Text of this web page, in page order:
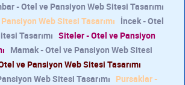
- Otel ve Pansiyon Web Sitesi Tasarımı
Web Sitesi Tasarımı İncek - Otel
Tasarımı Siteler - Otel ve Pansiyon
Mamak - Otel ve Pansiyon Web Sitesi
ve Pansiyon Web Sitesi Tasarımı
Web Sitesi Tasarımı Pursaklar -